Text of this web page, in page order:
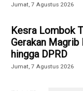
Jumat, 7 Agustus 2026
Kesra Lombok
Gerakan Magrib
hingga DPRD
Jumat, 7 Agustus 2026